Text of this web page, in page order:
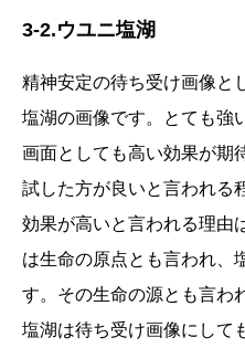
3-2.ウユニ塩湖
精神安定の待ち受け画像と
塩湖の画像です。とても強
画面としても高い効果が期
試した方が良いと言われる
効果が高いと言われる理由
は生命の原点とも言われ、
す。その生命の源とも言わ
塩湖は待ち受け画像にして